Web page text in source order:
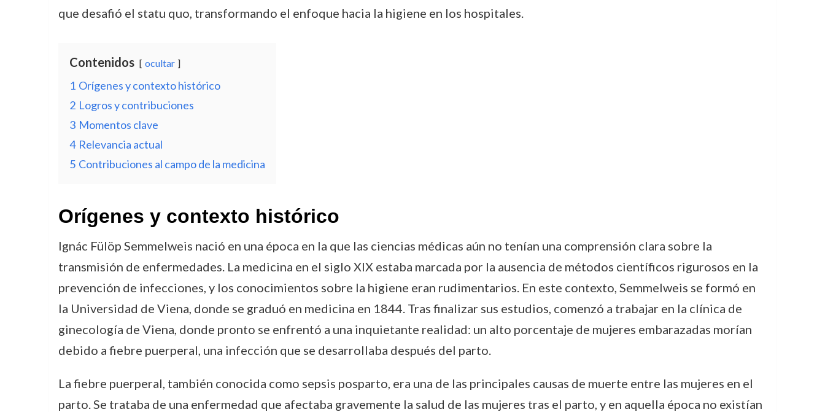
que desafió el statu quo, transformando el enfoque hacia la higiene en los hospitales.
Contenidos ocultar
1 Orígenes y contexto histórico
2 Logros y contribuciones
3 Momentos clave
4 Relevancia actual
5 Contribuciones al campo de la medicina
Orígenes y contexto histórico
Ignác Fülöp Semmelweis nació en una época en la que las ciencias médicas aún no tenían una comprensión clara sobre la
transmisión de enfermedades. La medicina en el siglo XIX estaba marcada por la ausencia de métodos científicos rigurosos en la
prevención de infecciones, y los conocimientos sobre la higiene eran rudimentarios. En este contexto, Semmelweis se formó en
la Universidad de Viena, donde se graduó en medicina en 1844. Tras finalizar sus estudios, comenzó a trabajar en la clínica de
ginecología de Viena, donde pronto se enfrentó a una inquietante realidad: un alto porcentaje de mujeres embarazadas morían
debido a fiebre puerperal, una infección que se desarrollaba después del parto.
La fiebre puerperal, también conocida como sepsis posparto, era una de las principales causas de muerte entre las mujeres en el
parto. Se trataba de una enfermedad que afectaba gravemente la salud de las mujeres tras el parto, y en aquella época no existían